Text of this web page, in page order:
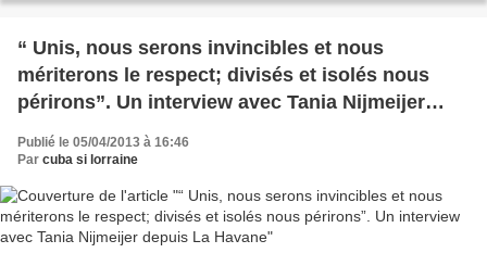
“ Unis, nous serons invincibles et nous
mériterons le respect; divisés et isolés nous
périrons”. Un interview avec Tania Nijmeijer
depuis La Havane
Publié le 05/04/2013 à 16:46
Par cuba si lorraine